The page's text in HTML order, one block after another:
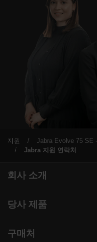
지원
Jabra Evolve 75 SE
Jabra 지원 연락처
회사 소개
의 지속 가능성
당사 제품
구매처